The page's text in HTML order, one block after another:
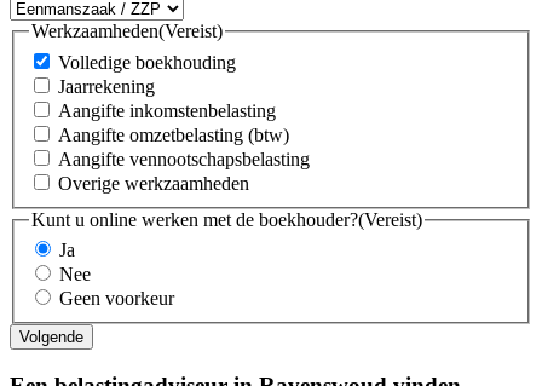
Werkzaamheden(Vereist)
Volledige boekhouding
Jaarrekening
Aangifte inkomstenbelasting
Aangifte omzetbelasting (btw)
Aangifte vennootschapsbelasting
Overige werkzaamheden
Kunt u online werken met de boekhouder?(Vereist)
Ja
Nee
Geen voorkeur